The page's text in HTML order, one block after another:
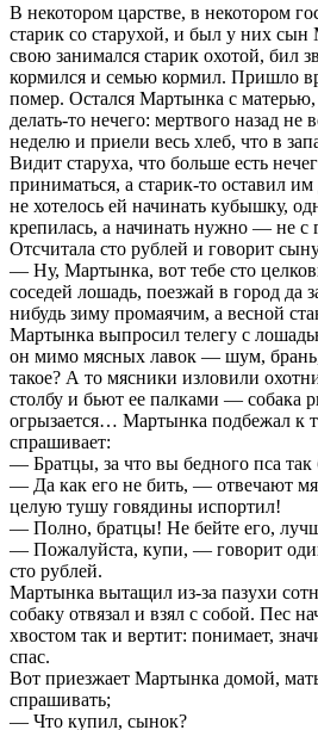
В некотором царстве, в некотором
старик со старухой, и был у них
свою занимался старик охотой, бил
кормился и семью кормил. Пришло
помер. Остался Мартынка с
делать-то нечего: мертвого назад
неделю и приели весь хлеб, что в
Видит старуха, что больше есть
приниматься, а старик-то оставил
не хотелось ей начинать кубышку,
крепилась, а начинать нужно — не с
Отсчитала сто рублей и говорит
— Ну, Мартынка, вот тебе сто
соседей лошадь, поезжай в город да
нибудь зиму промаячим, а весной
Мартынка выпросил телегу с
он мимо мясных лавок — шум, брань,
такое? А то мясники изловили
столбу и бьют ее палками — собака
огрызается… Мартынка подбежал к
спрашивает:
— Братцы, за что вы бедного пса так
— Да как его не бить, — отвечают
целую тушу говядины испортил!
— Полно, братцы! Не бейте его,
— Пожалуйста, купи, — говорит
сто рублей.
Мартынка вытащил из-за пазухи
собаку отвязал и взял с собой. Пес
хвостом так и вертит: понимает,
спас.
Вот приезжает Мартынка домой, мать
спрашивать;
— Что купил, сынок?